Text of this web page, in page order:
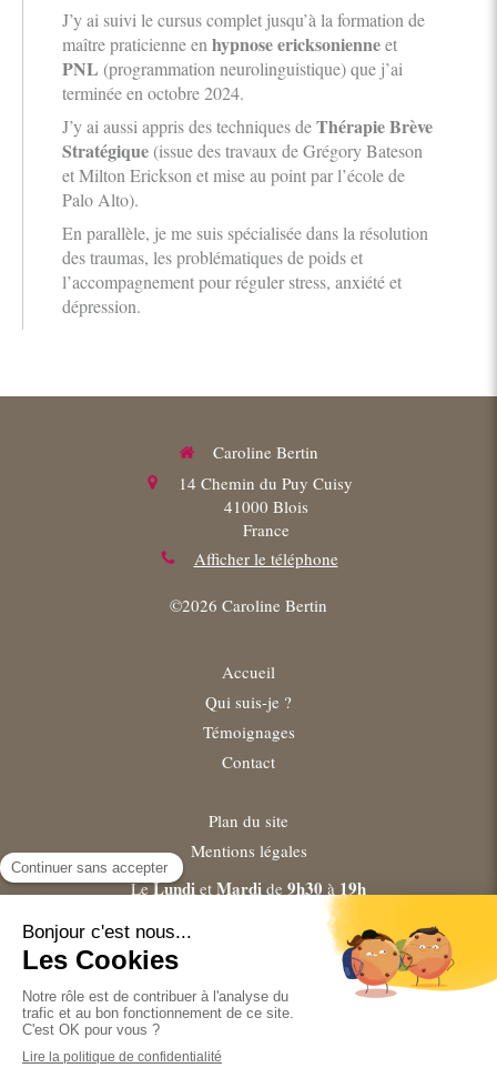
J’y ai suivi le cursus complet jusqu’à la formation de
maître praticienne en hypnose ericksonienneet
PNL (programmation neurolinguistique) que j’ai
terminée en octobre 2024.
J’y ai aussi appris des techniques deThérapie Brève
Stratégique (issue des travaux de Grégory Bateson
et Milton Erickson et mise au point par l’école de
Palo Alto).
En parallèle, je me suis spécialisée dans la résolution
des traumas, les problématiques de poids et
l’accompagnement pour réguler stress, anxiété et
dépression.
Caroline Bertin
14 Chemin du Puy Cuisy
41000 Blois
France
Afficher le téléphone
©2026 Caroline Bertin
Accueil
Qui suis-je ?
Témoignages
Contact
Plan du site
Mentions légales
LeLundi et Mardi de 9h30 à 19h
9h30
LeJeudiet 9h30à20h
Prendre rendez-vous